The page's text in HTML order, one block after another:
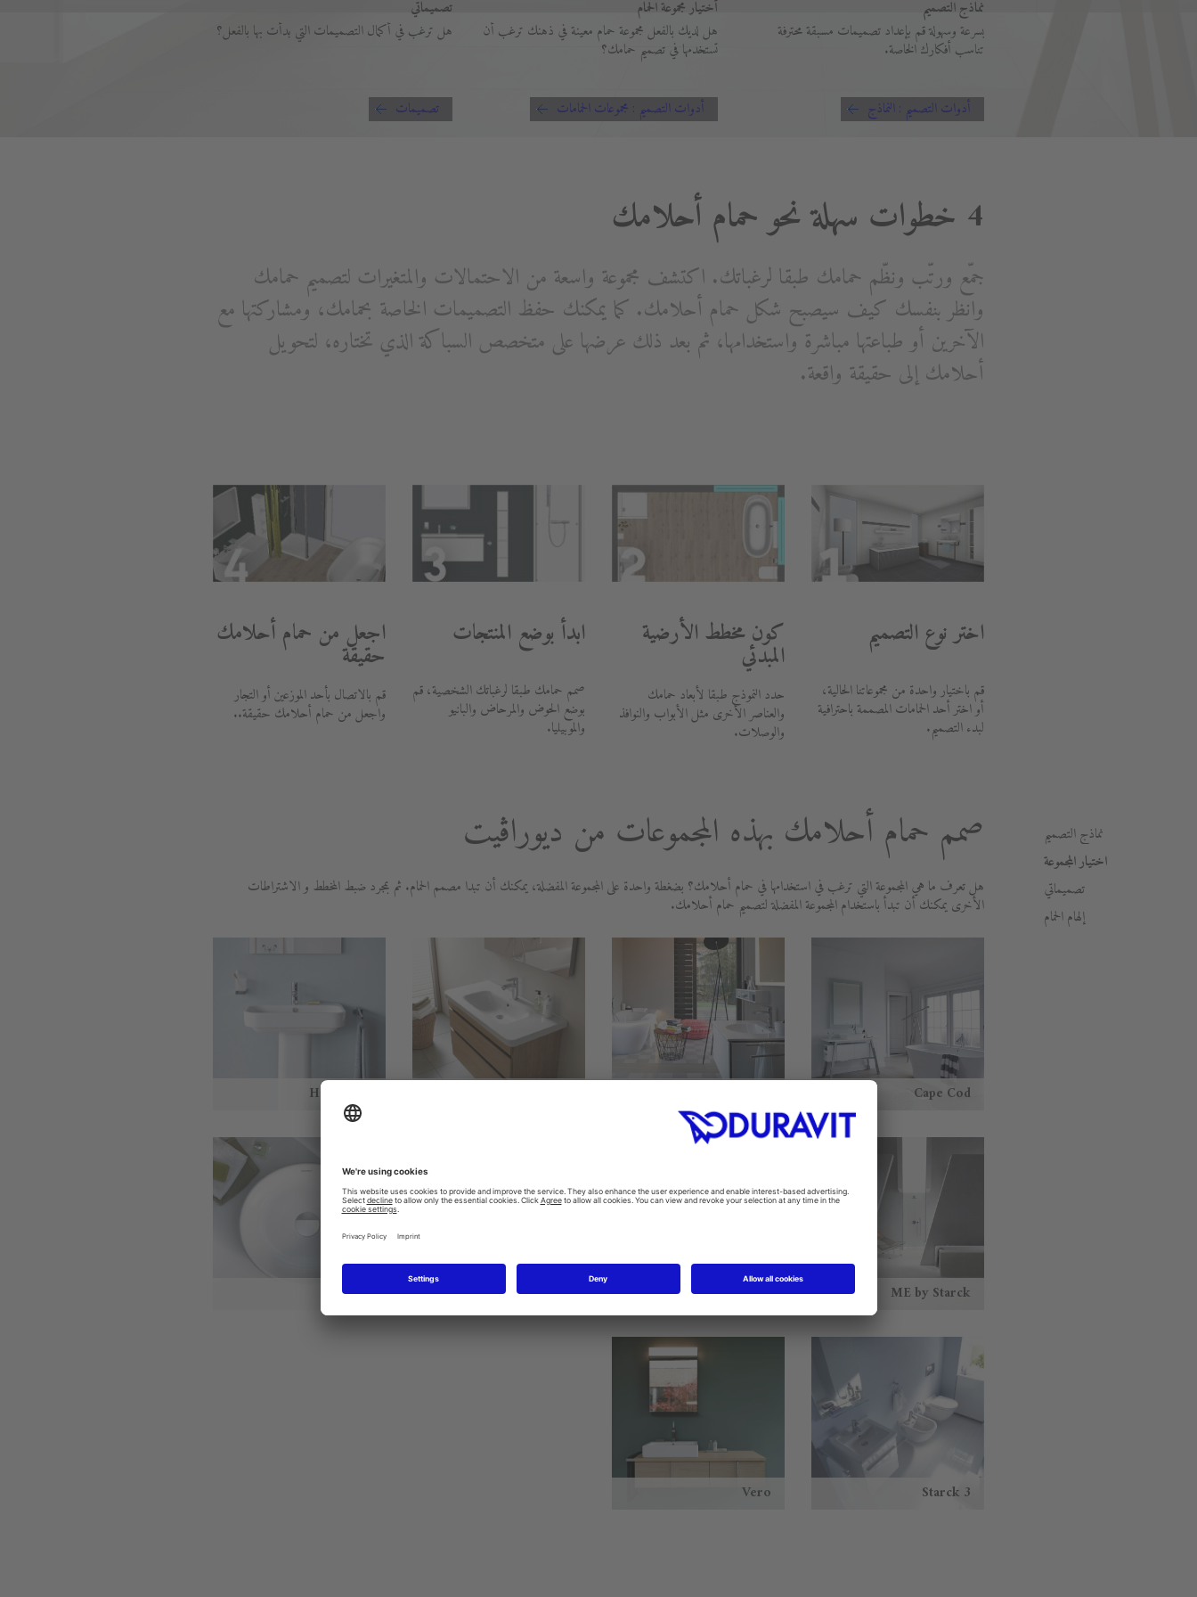
نماذج التصميم
بسرعة وسهولة قم بإعداد تصميمات مسبقة محترفة
تناسب أفكارك الخاصة.
أدوات التصميم : النماذج
أختيار مجموعة الحمام
هل لديك بالفعل مجموعة حمام معينة في ذهنك ترغب أن
تستخدمها في تصميم حمامك؟
أدوات التصميم : مجموعات الحمامات
تصميماتي
هل ترغب في أكمال التصميمات التي بدأت بها بالفعل؟
تصميمات
4 خطوات سهلة نحو حمام أحلامك
جمّع ورتّب ونظّم حمامك طبقا لرغباتك. اكتشف مجموعة واسعة من الاحتمالات والمتغيرات لتصميم حمامك
وانظر بنفسك كيف سيصبح شكل حمام أحلامك. كما يمكنك حفظ التصميمات الخاصة بحمامك، ومشاركتها مع
الآخرين أو طباعتها مباشرة واستخدامها، ثم بعد ذلك عرضها على متخصص السباكة الذي تختاره، لتحويل
أحلامك إلى حقيقة واقعة.
اختر نوع التصميم
قم باختيار واحدة من مجموعاتنا الحالية،
أو اختر أحد الحمامات المصممة باحترافية
لبدء التصميم.
كون مخطط الأرضية
المبدئي
حدد النموذج طبقا لأبعاد حمامك
والعناصر الأخرى مثل الأبواب والنوافذ
والوصلات.
ابدأ بوضع المنتجات
صمم حمامك طبقا لرغباتك الشخصية، قم
بوضع الحوض والمرحاض والبانيو
والموبيليا.
اجعل من حمام أحلامك
حقيقة
قم بالاتصال بأحد الموزعين أو التجار
واجعل من حمام أحلامك حقيقة..
نماذج التصميم
اختيار المجموعة
تصميماتي
إلهام الحمام
صمم حمام أحلامك بهذه المجموعات من ديوراڨيت
هل تعرف ما هي المجموعة التي ترغب في استخدامها في حمام أحلامك؟ بضغطة واحدة على المجموعة المفضلة، يمكنك أن تبدا مصمم الحمام. ثم بمجرد ضبط المخطط و الاشتراطات
الأخرى يمكنك أن تبدأ باستخدام المجموعة المفضلة لتصميم حمام أحلامك.
Cape Cod
Happy D.2
ME by Starck
P3 Comforts
Starck 1
Starck 2
Starck 3
Vero